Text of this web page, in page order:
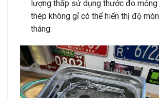
lượng thấp sử dụng thước đo mỏng
thép không gỉ có thể hiển thị độ
tháng.